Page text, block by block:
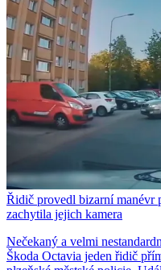
Řidič provedl bizarní manévr
zachytila jejich kamera
Nečekaný a velmi
Škoda Octavia jeden řidič